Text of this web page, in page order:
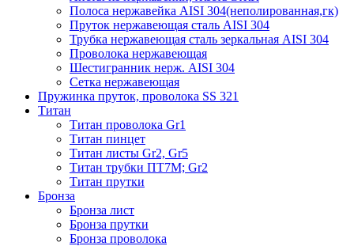
Полоса нержавейка АISI 304(неполированная,гк)
Пруток нержавеющая сталь AISI 304
Трубка нержавеющая сталь зеркальная AISI 304
Проволока нержавеющая
Шестигранник нерж. AISI 304
Сетка нержавеющая
Пружинка пруток, проволока SS 321
Титан
Титан проволока Gr1
Титан пинцет
Титан листы Gr2, Gr5
Титан трубки ПТ7М; Gr2
Титан прутки
Бронза
Бронза лист
Бронза прутки
Бронза проволока